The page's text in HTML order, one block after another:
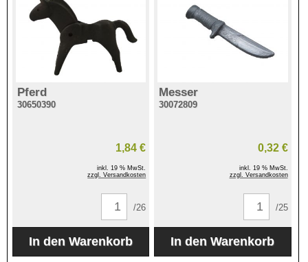
Pferd
30650390
1,84 €
inkl. 19 % MwSt.
zzgl. Versandkosten
/26
Messer
30072809
0,32 €
inkl. 19 % MwSt.
zzgl. Versandkosten
/25